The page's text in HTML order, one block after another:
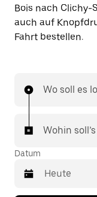
Bois nach Clichy-
auch auf
Fahrt bestellen.
Wo soll es
Wohin
Datum